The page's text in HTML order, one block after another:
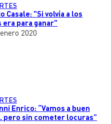
Casale: "Si volvía a los
era para ganar"
2020
Enrico: “Vamos a buen
pero sin cometer locuras”